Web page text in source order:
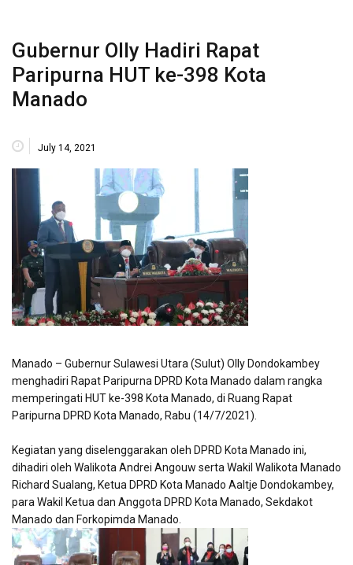
Gubernur Olly Hadiri Rapat
Paripurna HUT ke-398 Kota
Manado
July 14, 2021
Manado – Gubernur Sulawesi Utara (Sulut) Olly Dondokambey
menghadiri Rapat Paripurna DPRD Kota Manado dalam rangka
memperingati HUT ke-398 Kota Manado, di Ruang Rapat
Paripurna DPRD Kota Manado, Rabu (14/7/2021).
Kegiatan yang diselenggarakan oleh DPRD Kota Manado ini,
dihadiri oleh Walikota Andrei Angouw serta Wakil Walikota Manado
Richard Sualang, Ketua DPRD Kota Manado Aaltje Dondokambey,
para Wakil Ketua dan Anggota DPRD Kota Manado, Sekdakot
Manado dan Forkopimda Manado.